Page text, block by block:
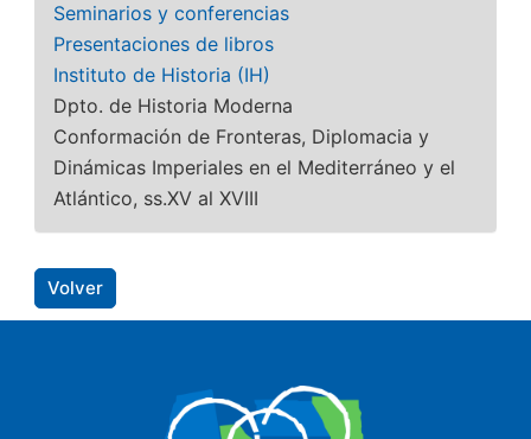
Seminarios y conferencias
Presentaciones de libros
Instituto de Historia (IH)
Dpto. de Historia Moderna
Conformación de Fronteras, Diplomacia y
Dinámicas Imperiales en el Mediterráneo y el
Atlántico, ss.XV al XVIII
Volver